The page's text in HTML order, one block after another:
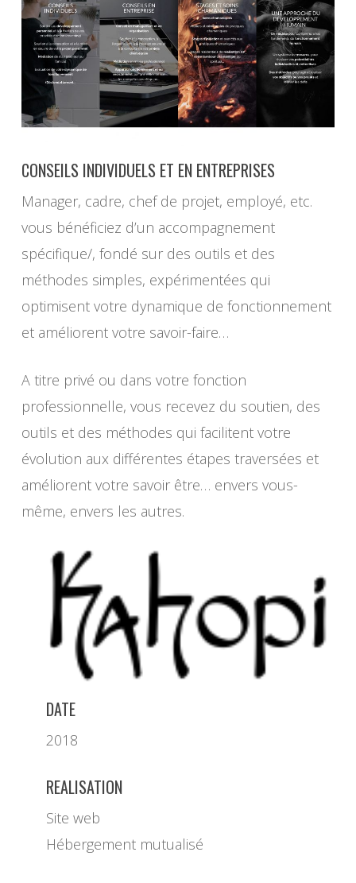
CONSEILS INDIVIDUELS ET EN ENTREPRISES
Manager, cadre, chef de projet, employé, etc.
vous bénéficiez d’un accompagnement
spécifique/, fondé sur des outils et des
méthodes simples, expérimentées qui
optimisent votre dynamique de fonctionnement
et améliorent votre savoir-faire…
A titre privé ou dans votre fonction
professionnelle, vous recevez du soutien, des
outils et des méthodes qui facilitent votre
évolution aux différentes étapes traversées et
améliorent votre savoir être… envers vous-
même, envers les autres.
DATE
2018
REALISATION
Site web
Hébergement mutualisé